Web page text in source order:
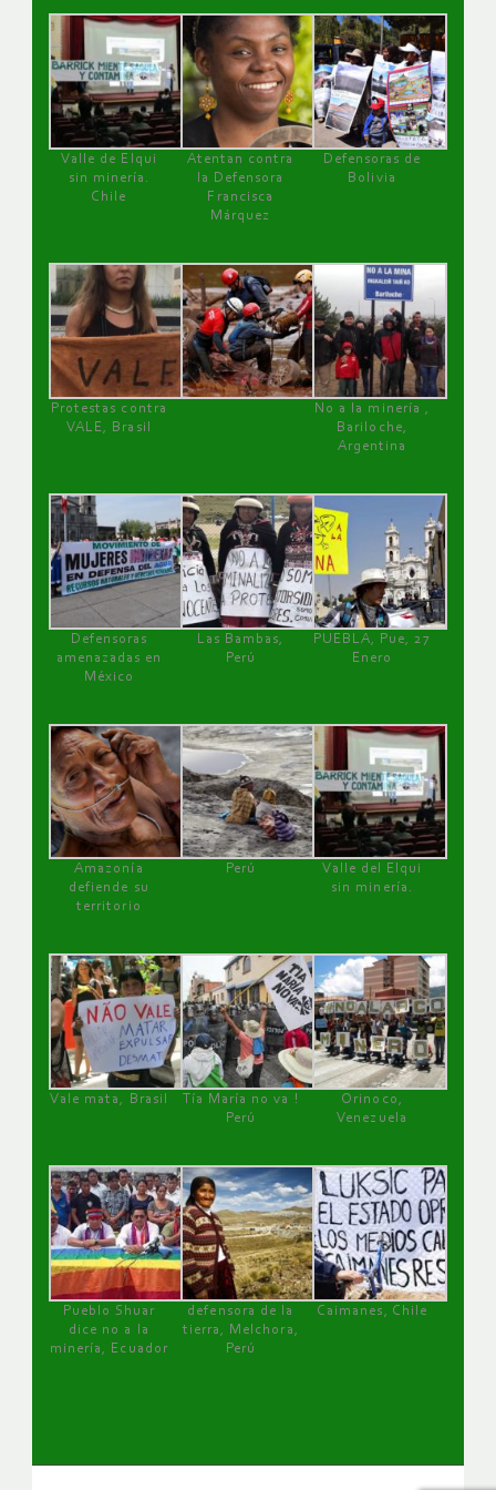
Valle de Elqui
sin minería.
Chile
Atentan contra
la Defensora
Francisca
Márquez
Defensoras de
Bolivia
Protestas contra
VALE, Brasil
No a la minería ,
Bariloche,
Argentina
Defensoras
amenazadas en
México
Las Bambas,
Perú
PUEBLA, Pue, 27
Enero
Amazonía
defiende su
territorio
Perú
Valle del Elqui
sin minería.
Vale mata, Brasil
Tía María no va !
Perú
Orinoco,
Venezuela
Pueblo Shuar
dice no a la
minería, Ecuador
defensora de la
tierra, Melchora,
Perú
Caimanes, Chile